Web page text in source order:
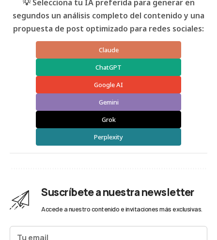
💡 Selecciona tu IA preferida para generar en
segundos un análisis completo del contenido y una
propuesta de post optimizado para redes sociales:
Claude
ChatGPT
Google AI
Gemini
Grok
Perplexity
Suscríbete a nuestra newsletter
Accede a nuestro contenido e invitaciones más exclusivas.